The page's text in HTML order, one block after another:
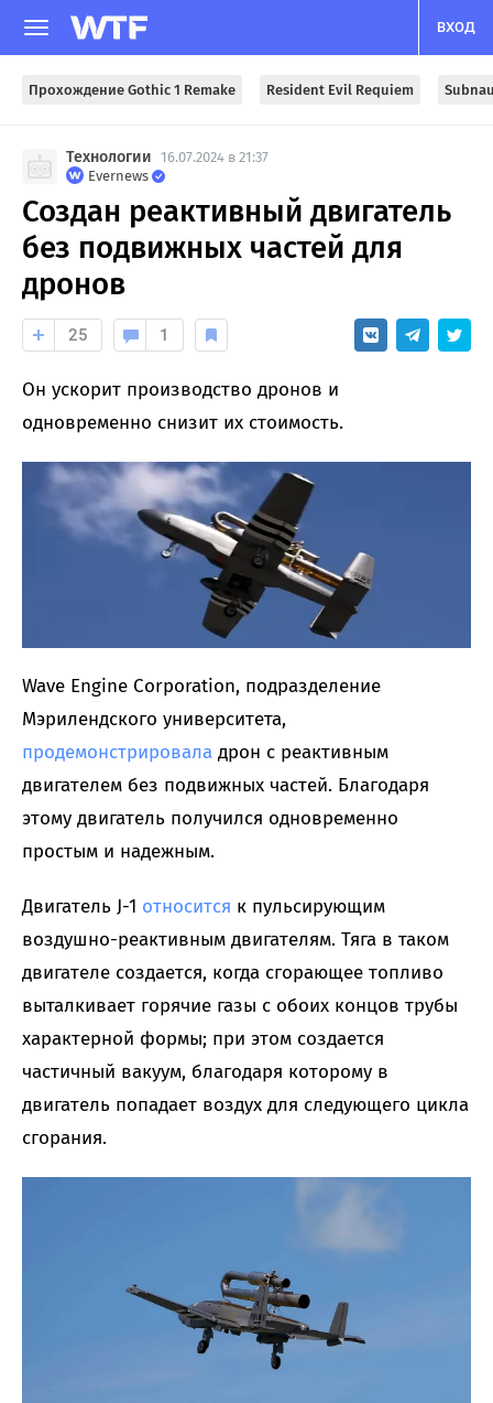
ВХОД
Прохождение Gothic 1 Remake Resident Evil Requiem
Технологии
16.07.2024 в 21:37
Evernews
Создан реактивный двигатель
без подвижных частей для
дронов
25 1
Он ускорит производство дронов и
одновременно снизит их стоимость.
Wave Engine Corporation, подразделение
Мэрилендского университета,
продемонстрировала дрон с реактивным
двигателем без подвижных частей. Благодаря
этому двигатель получился одновременно
простым и надежным.
Двигатель J-1 относится к пульсирующим
воздушно-реактивным двигателям. Тяга в таком
двигателе создается, когда сгорающее топливо
выталкивает горячие газы с обоих концов трубы
характерной формы; при этом создается
частичный вакуум, благодаря которому в
двигатель попадает воздух для следующего цикла
сгорания.